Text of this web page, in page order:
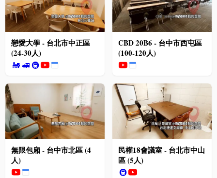
戀愛大學 - 台北市中正區
(24-30人)
🚂 🚅 🚇
CBD 20B6 - 台中市西屯區
(100-120人)
無限包廂 - 台中市北區 (4
人)
民權18會議室 - 台北市中山
區 (5人)
🚇